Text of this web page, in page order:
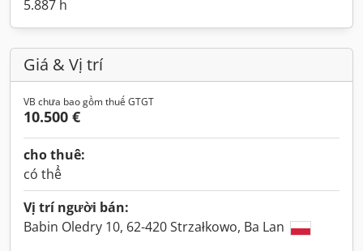
5.887 h
Giá & Vị trí
VB chưa bao gồm thuế GTGT
10.500 €
cho thuê:
có thể
Vị trí người bán:
Babin Oledry 10, 62-420 Strzałkowo, Ba Lan